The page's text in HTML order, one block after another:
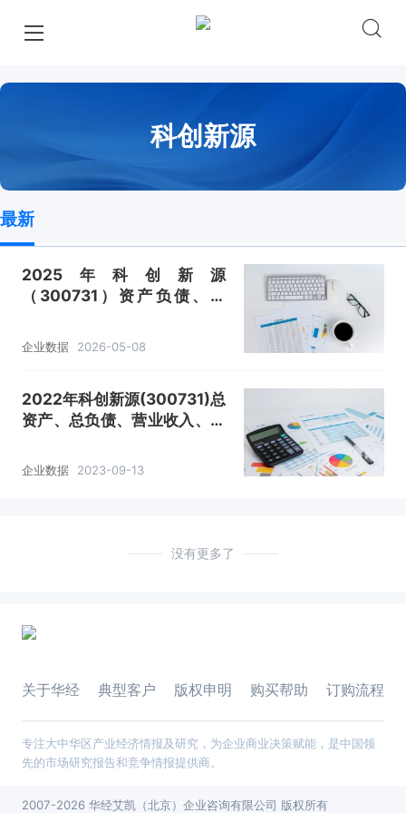
科创新源
最新
2025年科创新源
（300731）资产负债、营
热金属结构件、汽车密封条、
绝缘防火材料）数据统计
企业数据 2026-05-08
2022年科创新源(300731)总
资产、总负债、营业收入、营
企业数据 2023-09-13
没有更多了
关于华经 典型客户 版权申明 购买帮助 订购流程
专注大中华区产业经济情报及研究，为企业商业决策赋能，是中国领
先的市场研究报告和竞争情报提供商。
2007-2026 华经艾凯（北京）企业咨询有限公司 版权所有